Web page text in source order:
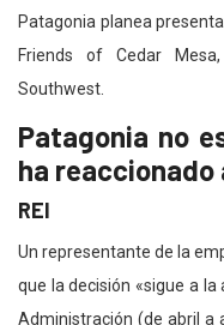
Patagonia planea
Friends of Cedar
Southwest.
Patagonia no
ha
REI
Un representante de la
que la decisión «sigue a
Administración (de abril a